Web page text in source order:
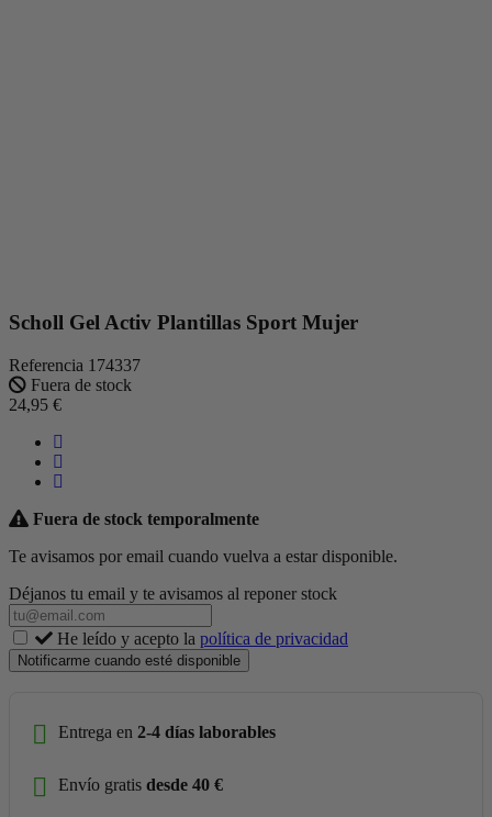
Scholl Gel Activ Plantillas Sport Mujer
Referencia 174337
Fuera de stock
24,95 €
Fuera de stock temporalmente
Te avisamos por email cuando vuelva a estar disponible.
Déjanos tu email y te avisamos al reponer stock
He leído y acepto la política de privacidad
Notificarme cuando esté disponible
Entrega en 2-4 días laborables
Envío gratis desde 40 €